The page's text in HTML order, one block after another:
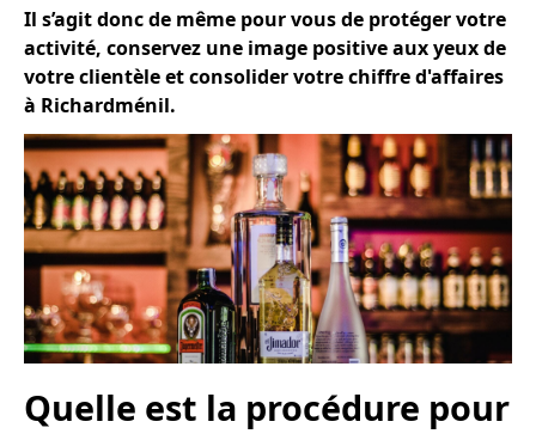
Il s’agit donc de même pour vous de protéger votre
activité, conservez une image positive aux yeux de
votre clientèle et consolider votre chiffre d'affaires
à Richardménil.
Quelle est la procédure pour